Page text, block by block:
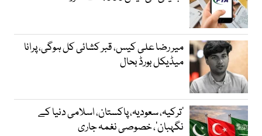
میر رضا علی کیس، قبر کشائی کل ہوگی، پرانا
میڈیکل بورڈ بحال
‘ترکیہ، سعودیہ، پاکستان، اسلامی دنیا کے
نگہبان’، خصوصی نغمہ جاری